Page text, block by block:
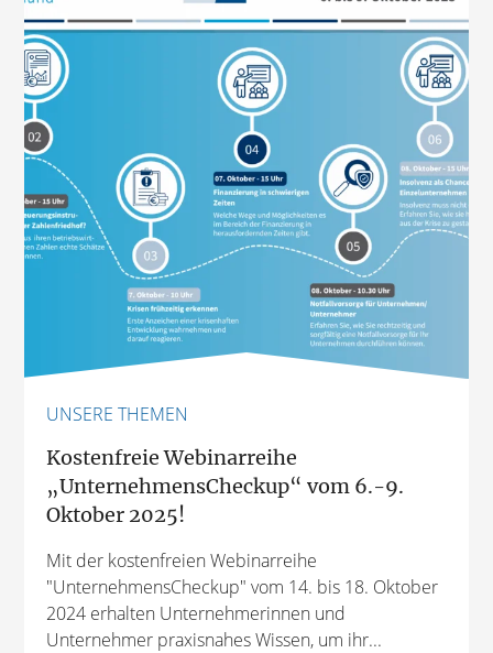
UNSERE THEMEN
Kostenfreie Webinarreihe
„UnternehmensCheckup“ vom 6.-9.
Oktober 2025!
Mit der kostenfreien Webinarreihe
"UnternehmensCheckup" vom 14. bis 18. Oktober
2024 erhalten Unternehmerinnen und
Unternehmer praxisnahes Wissen, um ihr...